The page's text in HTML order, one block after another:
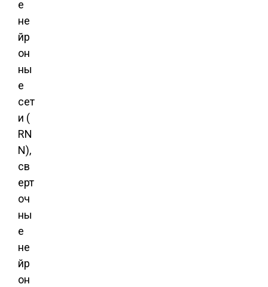
е
не
йр
он
ны
е
сет
и (
RN
N),
св
ерт
оч
ны
е
не
йр
он